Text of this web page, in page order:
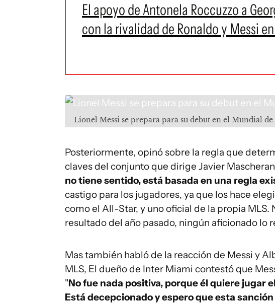
El apoyo de Antonela Roccuzzo a
con la rivalidad de Ronaldo y Messi
Lionel Messi se prepara para su debut en el Mundial de
Posteriormente, opinó sobre la regla que
claves del conjunto que dirige Javier
no tiene sentido, está basada en una regla
castigo para los jugadores, ya que los hace
como el All-Star, y uno oficial de la propia MLS.
resultado del año pasado, ningún aficionado lo
Mas también habló de la reacción de Messi y
MLS, El dueño de Inter Miami contestó que
"No fue nada positiva, porque él quiere jugar
Está decepcionado y espero que esta